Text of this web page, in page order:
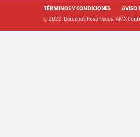
TÉRMINOS Y CONDICIONES
AVISO
© 2022, Derechos Reservados. AMX